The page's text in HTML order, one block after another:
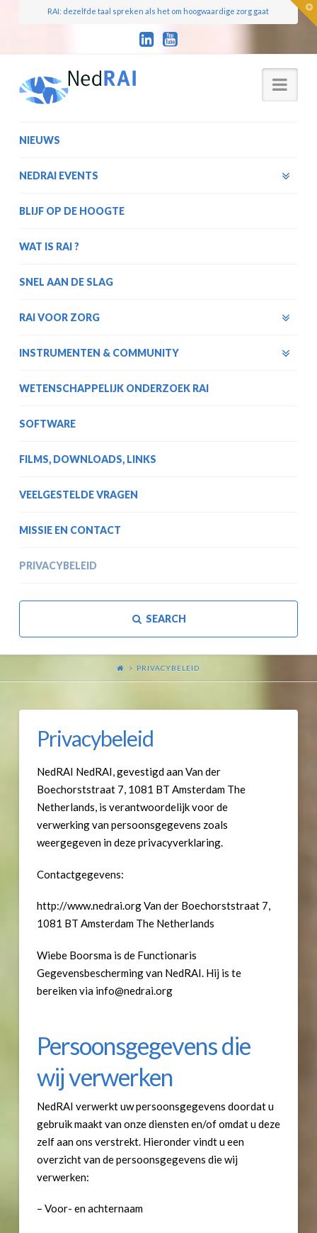
RAI: dezelfde taal spreken als het om hoogwaardige zorg gaat
NIEUWS
NEDRAI EVENTS
BLIJF OP DE HOOGTE
WAT IS RAI ?
SNEL AAN DE SLAG
RAI VOOR ZORG
INSTRUMENTEN & COMMUNITY
WETENSCHAPPELIJK ONDERZOEK RAI
SOFTWARE
FILMS, DOWNLOADS, LINKS
VEELGESTELDE VRAGEN
MISSIE EN CONTACT
PRIVACYBELEID
SEARCH
PRIVACYBELEID
Privacybeleid
NedRAI NedRAI, gevestigd aan Van der
Boechorststraat 7, 1081 BT Amsterdam The
Netherlands, is verantwoordelijk voor de
verwerking van persoonsgegevens zoals
weergegeven in deze privacyverklaring.
Contactgegevens:
http://www.nedrai.org Van der Boechorststraat 7,
1081 BT Amsterdam The Netherlands
Wiebe Boorsma is de Functionaris
Gegevensbescherming van NedRAI. Hij is te
bereiken via info@nedrai.org
Persoonsgegevens die
wij verwerken
NedRAI verwerkt uw persoonsgegevens doordat u
gebruik maakt van onze diensten en/of omdat u deze
zelf aan ons verstrekt. Hieronder vindt u een
overzicht van de persoonsgegevens die wij
verwerken:
– Voor- en achternaam